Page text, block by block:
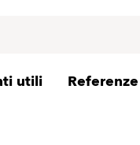
utili Referenze